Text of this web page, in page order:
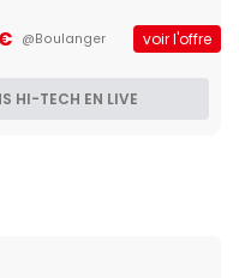
@Boulanger voir l'offre
HI-TECH EN LIVE